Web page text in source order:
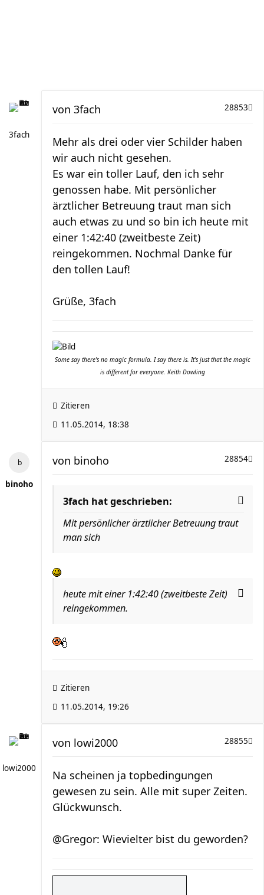
3fach
28853
von 3fach
Mehr als drei oder vier Schilder haben
wir auch nicht gesehen.
Es war ein toller Lauf, den ich sehr
genossen habe. Mit persönlicher
ärztlicher Betreuung traut man sich
auch etwas zu und so bin ich heute mit
einer 1:42:40 (zweitbeste Zeit)
reingekommen. Nochmal Danke für
den tollen Lauf!
Grüße, 3fach
Some say there's no magic formula. I say there is. It's just that the magic
is different for everyone. Keith Dowling
Zitieren
11.05.2014, 18:38
binoho
28854
von binoho
3fach hat geschrieben:
Mit persönlicher ärztlicher Betreuung traut
man sich
heute mit einer 1:42:40 (zweitbeste Zeit)
reingekommen.
Zitieren
11.05.2014, 19:26
lowi2000
28855
von lowi2000
Na scheinen ja topbedingungen
gewesen zu sein. Alle mit super Zeiten.
Glückwunsch.
@Gregor: Wievielter bist du geworden?